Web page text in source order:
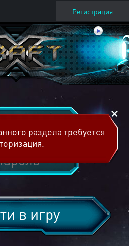
Регистрация
в игру
раздела требуется